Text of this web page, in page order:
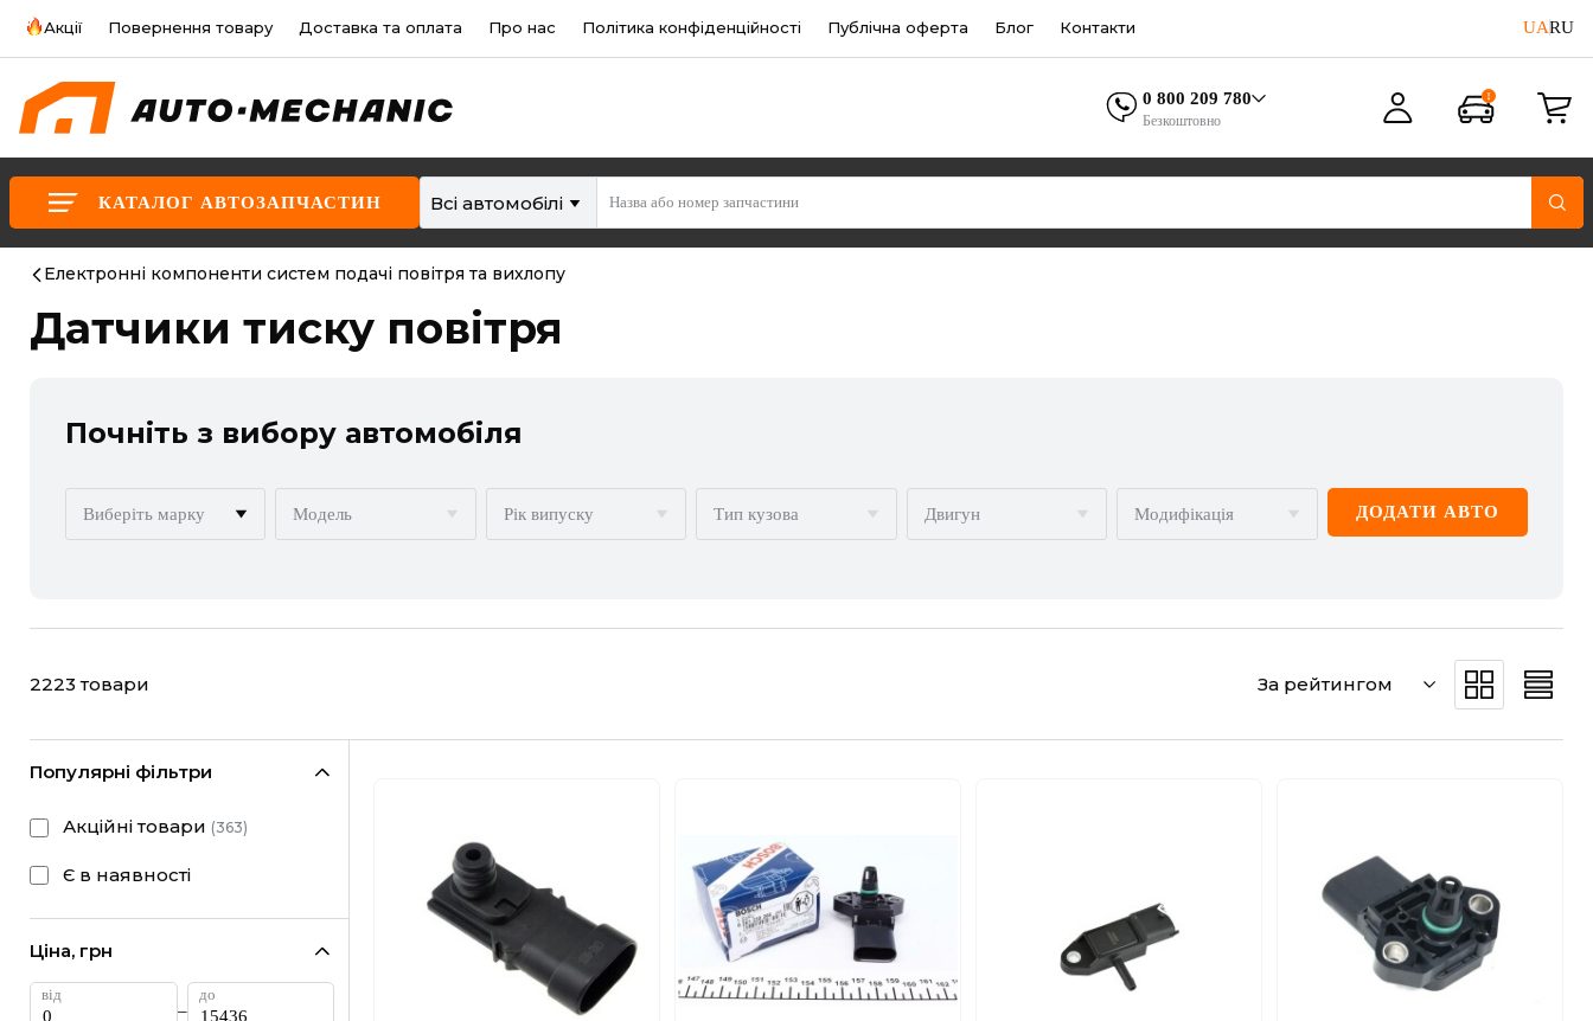
Акції Повернення товару Доставка та оплата Про нас Політика конфіденційності Публічна оферта Блог Контакти UARU
0 800 209 780
Безкоштовно
КАТАЛОГ АВТОЗАПЧАСТИН Всі автомобілі
Електронні компоненти систем подачі повітря та вихлопу
Датчики тиску повітря
Почніть з вибору автомобіля
Виберіть марку
GREAT WALL HAVAL
OPEL PORSCHE
RAM RAVON RENAULT SEAT SSANGYONG
TESLA TOYOTA ZEEKR
Модель Рік випуску Тип кузова Двигун Модифікація ДОДАТИ АВТО
За рейтингом
2223 товари
Популярні фільтри
Акційні товари (363)
Є в наявності
Ціна, грн
–